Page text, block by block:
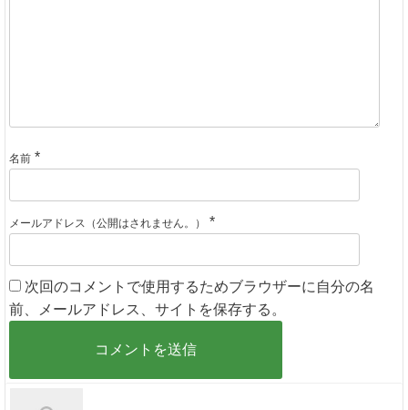
名前 *
メールアドレス（公開はされません。） *
次回のコメントで使用するためブラウザーに自分の名
前、メールアドレス、サイトを保存する。